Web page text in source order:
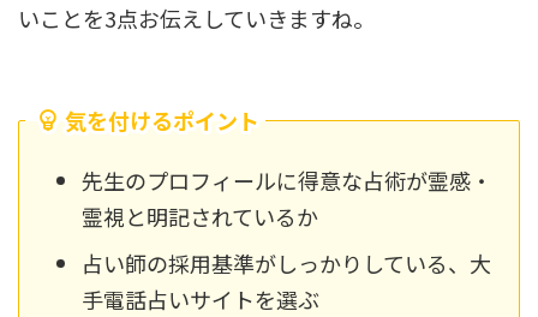
いことを3点お伝えしていきますね。
気を付けるポイント
先生のプロフィールに得意な占術が霊感・
霊視と明記されているか
占い師の採用基準がしっかりしている、大
手電話占いサイトを選ぶ